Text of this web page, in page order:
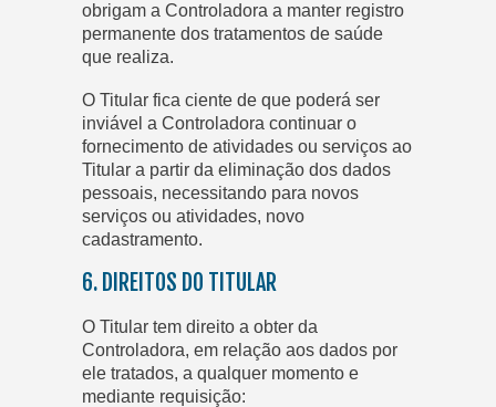
obrigam a Controladora a manter registro
permanente dos tratamentos de saúde
que realiza.
O Titular fica ciente de que poderá ser
inviável a Controladora continuar o
fornecimento de atividades ou serviços ao
Titular a partir da eliminação dos dados
pessoais, necessitando para novos
serviços ou atividades, novo
cadastramento.
6. DIREITOS DO TITULAR
O Titular tem direito a obter da
Controladora, em relação aos dados por
ele tratados, a qualquer momento e
mediante requisição: